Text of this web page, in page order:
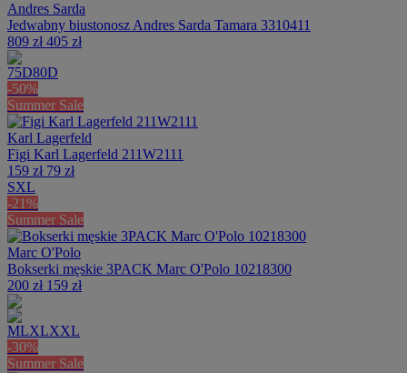
Andres Sarda
Jedwabny biustonosz Andres Sarda Tamara 3310411
809 zł 405 zł
75D80D
-50%
Summer Sale
Karl Lagerfeld
Figi Karl Lagerfeld 211W2111
159 zł 79 zł
SXL
-21%
Summer Sale
Marc O'Polo
Bokserki męskie 3PACK Marc O'Polo 10218300
200 zł 159 zł
MLXLXXL
-30%
Summer Sale